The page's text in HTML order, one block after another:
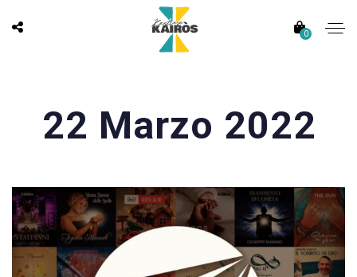
0
22 Marzo 2022